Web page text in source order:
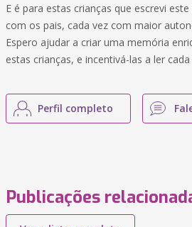
E é para estas crianças que escrevi
com os pais, cada vez com maior
Espero ajudar a criar uma memória
estas crianças, e incentivá-las a ler
Perfil completo
Publicações